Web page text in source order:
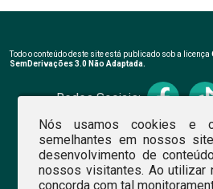
Todo o conteúdo deste site está publicado sob a licença
SemDerivações 3.0 Não Adaptada.
Redes Sociais:
Nós usamos cookies e
semelhantes em nossos
desenvolvimento de
nossos visitantes. Ao utilizar
concorda com tal